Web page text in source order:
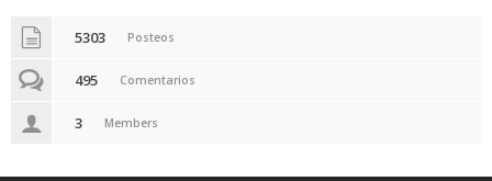
5303 Posteos
495 Comentarios
3 Members